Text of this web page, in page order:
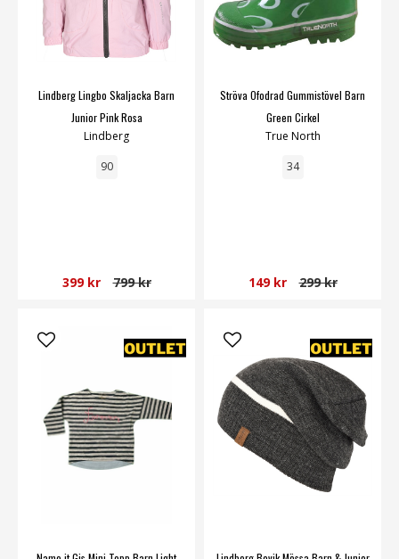
Lindberg Lingbo Skaljacka Barn
Junior Pink Rosa
Lindberg
90
399 kr 799 kr
Ströva Ofodrad Gummistövel Barn
Green Cirkel
True North
34
149 kr 299 kr